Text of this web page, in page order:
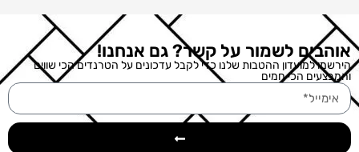
אוהבים לשמור על קשר? גם אנחנו!
הירשמו למועדון ההטבות שלנו כדי לקבל עדכונים על הטרנדים הכי שווים
והמבצעים הכי חמים